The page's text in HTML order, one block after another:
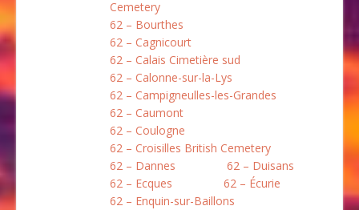
Cemetery
62 – Bourthes
62 – Cagnicourt
62 – Calais Cimetière sud
62 – Calonne-sur-la-Lys
62 – Campigneulles-les-Grandes
62 – Caumont
62 – Coulogne
62 – Croisilles British Cemetery
62 – Dannes
62 – Duisans
62 – Ecques
62 – Écurie
62 – Enquin-sur-Baillons